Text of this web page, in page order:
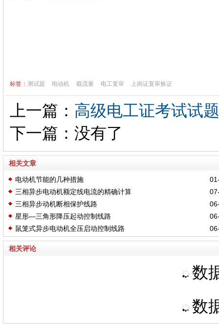
标签： 测试题 电动机 载流量 电工复审 上岗证复审换证
上一篇： 高级电工证考试试题
下一篇：没有了
相关文章
电动机节能的几种措施
三相异步电动机额定线电流的精确计算
三相异步动机断相保护线路
星形—三角形降压起动控制线路
鼠笼式异步电动机全压启动控制线路
相关评论
数
数